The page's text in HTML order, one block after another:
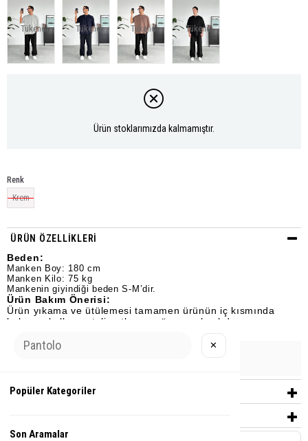
Tükendi Tükendi Tükendi Tükendi
Ürün stoklarımızda kalmamıştır.
Renk
Krem
ÜRÜN ÖZELLIKLERI
Beden:
Manken Boy: 180 cm
Manken Kilo: 75 kg
Mankenin giyindiği beden S-M’dir.
Ürün Bakım Önerisi:
Ürün yıkama ve ütülemesi tamamen ürünün iç kısmında
bulunan kullanım talimatlarına göre yapılmalıdır.
YORUMLAR(0)
✕
Popüler Kategoriler
Son Aramalar